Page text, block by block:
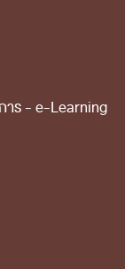
าร - e-Learning